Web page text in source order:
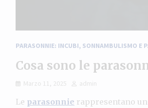
PARASONNIE: INCUBI, SONNAMBULISMO E
Cosa sono le
Marzo 11, 2025 admin
Le parasonnie rappresentano